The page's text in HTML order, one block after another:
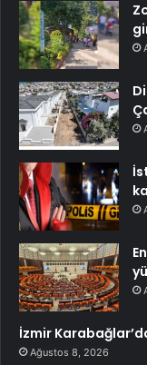
İzmir
Ağustos 8, 2026